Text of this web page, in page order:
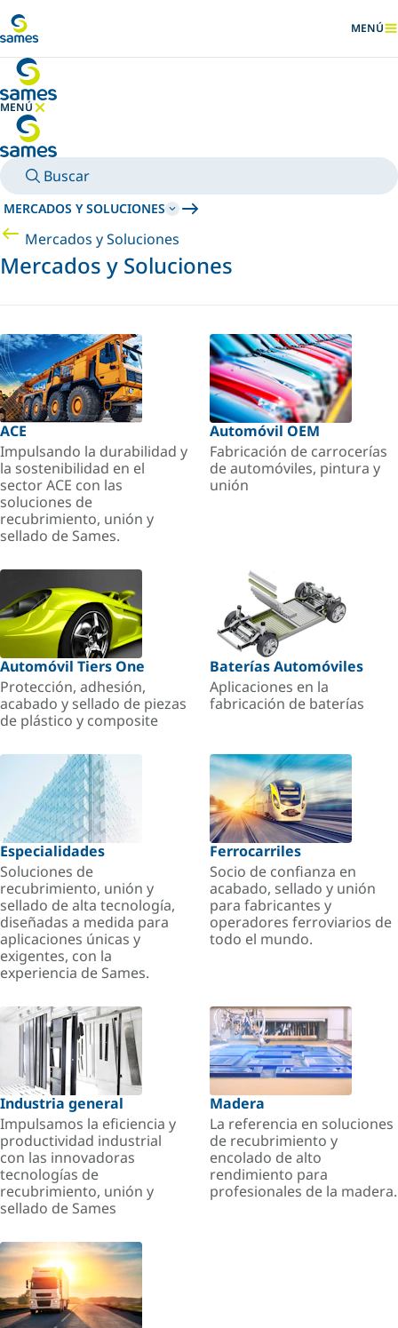
MENÚ
MENÚ
OCULTAR MENÚ
Buscar
MERCADOS Y SOLUCIONES
Mercados y Soluciones
Mercados y Soluciones
ACE
Impulsando la durabilidad y
la sostenibilidad en el
sector ACE con las
soluciones de
recubrimiento, unión y
sellado de Sames.
Automóvil OEM
Fabricación de carrocerías
de automóviles, pintura y
unión
Automóvil Tiers One
Protección, adhesión,
acabado y sellado de piezas
de plástico y composite
Baterías Automóviles
Aplicaciones en la
fabricación de baterías
Especialidades
Soluciones de
recubrimiento, unión y
sellado de alta tecnología,
diseñadas a medida para
aplicaciones únicas y
exigentes, con la
experiencia de Sames.
Ferrocarriles
Socio de confianza en
acabado, sellado y unión
para fabricantes y
operadores ferroviarios de
todo el mundo.
Industria general
Impulsamos la eficiencia y
productividad industrial
con las innovadoras
tecnologías de
recubrimiento, unión y
sellado de Sames
Madera
La referencia en soluciones
de recubrimiento y
encolado de alto
rendimiento para
profesionales de la madera.